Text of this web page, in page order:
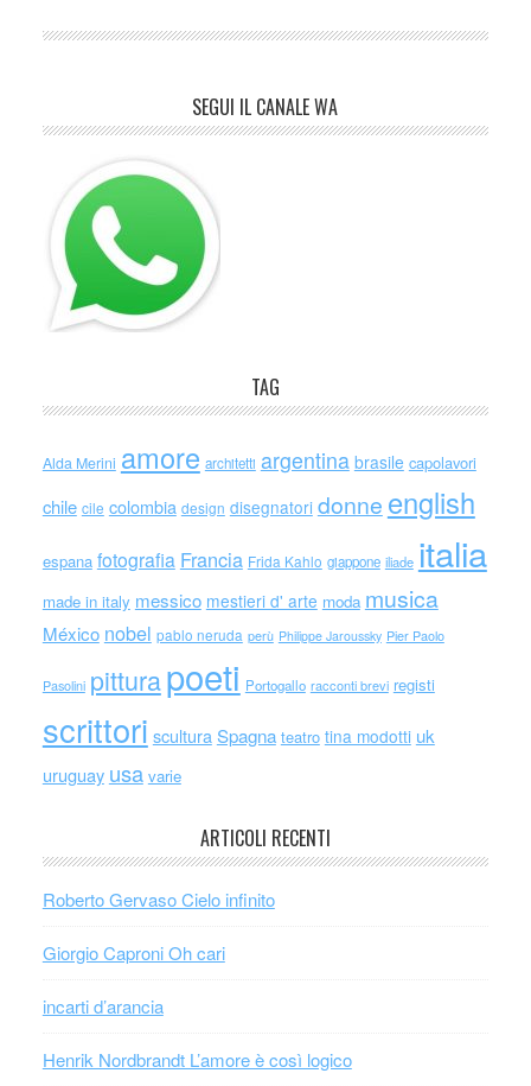
SEGUI IL CANALE WA
TAG
Alda Merini amore architetti argentina brasile capolavori
chile cile colombia design disegnatori donne english
espana fotografia Francia Frida Kahlo giappone iliade italia
made in italy messico mestieri d' arte moda musica
México nobel pablo neruda perù Philippe Jaroussky Pier Paolo
Pasolini pitturapoeti Portogallo racconti brevi registi
scrittori scultura Spagna teatro tina modotti uk
uruguay usa varie
ARTICOLI RECENTI
Roberto Gervaso Cielo infinito
Giorgio Caproni Oh cari
incarti d’arancia
Henrik Nordbrandt L’amore è così logico